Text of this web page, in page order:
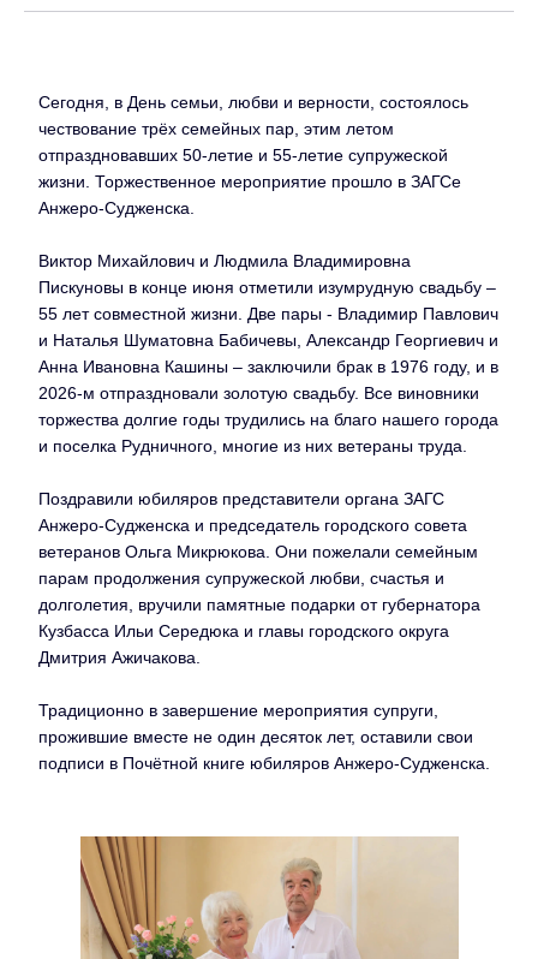
Сегодня, в День семьи, любви и верности, состоялось
чествование трёх семейных пар, этим летом
отпраздновавших 50-летие и 55-летие супружеской
жизни. Торжественное мероприятие прошло в ЗАГСе
Анжеро-Судженска.
Виктор Михайлович и Людмила Владимировна
Пискуновы в конце июня отметили изумрудную свадьбу –
55 лет совместной жизни. Две пары - Владимир Павлович
и Наталья Шуматовна Бабичевы, Александр Георгиевич и
Анна Ивановна Кашины – заключили брак в 1976 году, и в
2026-м отпраздновали золотую свадьбу. Все виновники
торжества долгие годы трудились на благо нашего города
и поселка Рудничного, многие из них ветераны труда.
Поздравили юбиляров представители органа ЗАГС
Анжеро-Судженска и председатель городского совета
ветеранов Ольга Микрюкова. Они пожелали семейным
парам продолжения супружеской любви, счастья и
долголетия, вручили памятные подарки от губернатора
Кузбасса Ильи Середюка и главы городского округа
Дмитрия Ажичакова.
Традиционно в завершение мероприятия супруги,
прожившие вместе не один десяток лет, оставили свои
подписи в Почётной книге юбиляров Анжеро-Судженска.